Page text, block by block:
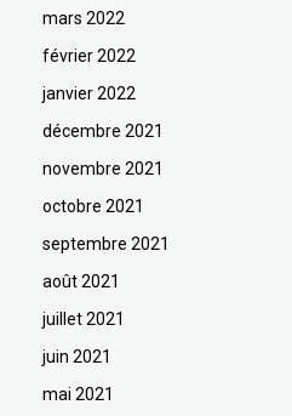
mars 2022
février 2022
janvier 2022
décembre 2021
novembre 2021
octobre 2021
septembre 2021
août 2021
juillet 2021
juin 2021
mai 2021